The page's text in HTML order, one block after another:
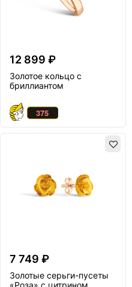
12 899 ₽
Золотое кольцо с
бриллиантом
7 749 ₽
Золотые серьги-пусеты
«Роза» с цитрином